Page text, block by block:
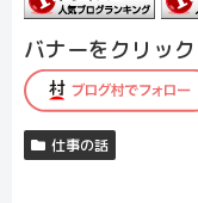
バナーをクリッ
仕事の話